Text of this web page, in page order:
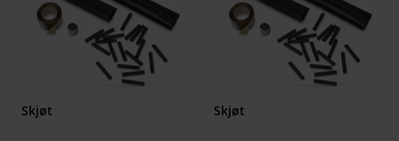
Skjøt Skjøt